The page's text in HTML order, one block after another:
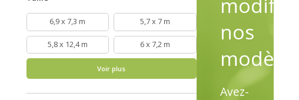
6,9 x 7,3 m 5,7 x 7 m
5,8 x 12,4 m 6 x 7,2 m
Voir plus
nos
modèles
Avez-